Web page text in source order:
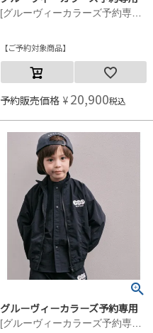
[グルーヴィーカラーズ予約専用] ライトシェル S タフタ ZIP JK【9月入荷予定】 2BK黒
ご予約対象商品
予約販売価格 ¥ 20,900税込
グルーヴィーカラーズ予約専用
[グルーヴィーカラーズ予約専用] ライトシェル S タフタ ZIP JK【9月入荷予定】 2BK黒